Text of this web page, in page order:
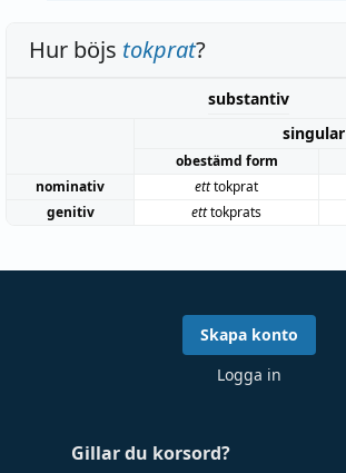
Hur böjs tokprat?
substantiv
singular
obestämd form
nominativ
etttokprat
genitiv
etttokprats
Gillar du korsord?
Skapa konto
Logga in